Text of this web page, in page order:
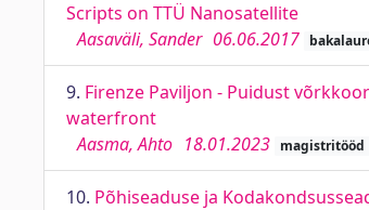
Scripts on TTÜ Nanosatellite
Aasaväli, Sander 06.06.2017
9. Firenze Paviljon - Puidust
waterfront
Aasma, Ahto 18.01.2023 magistritööd
10. Põhiseaduse ja